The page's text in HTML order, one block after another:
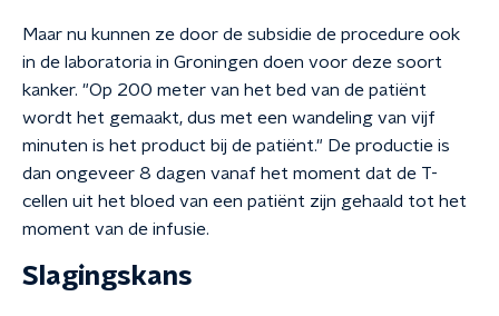
Maar nu kunnen ze door de subsidie de procedure ook
in de laboratoria in Groningen doen voor deze soort
kanker. "Op 200 meter van het bed van de patiënt
wordt het gemaakt, dus met een wandeling van vijf
minuten is het product bij de patiënt." De productie is
dan ongeveer 8 dagen vanaf het moment dat de T-
cellen uit het bloed van een patiënt zijn gehaald tot het
moment van de infusie.
Slagingskans